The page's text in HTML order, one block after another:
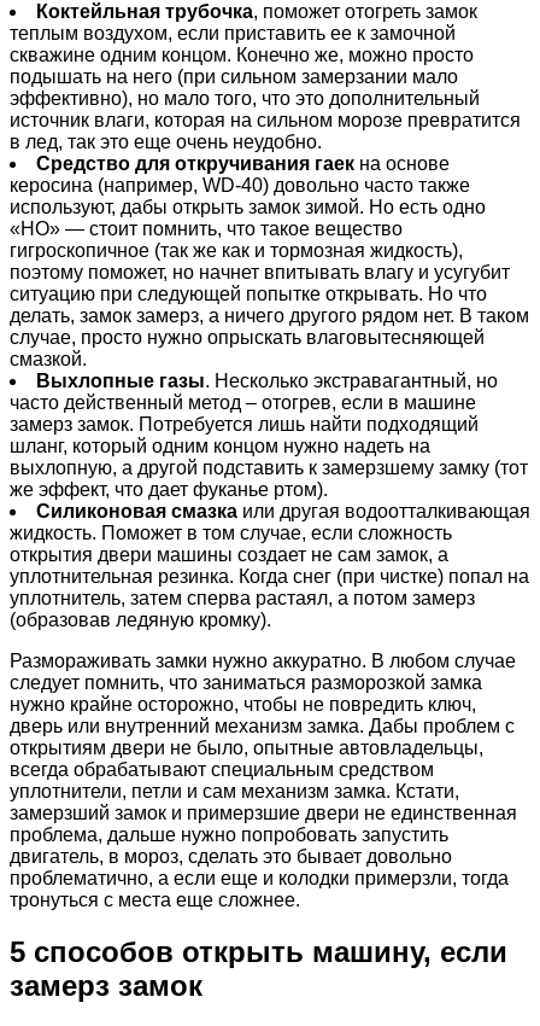
Коктейльная трубочка, поможет отогреть замок
теплым воздухом, если приставить ее к замочной
скважине одним концом. Конечно же, можно просто
подышать на него (при сильном замерзании мало
эффективно), но мало того, что это дополнительный
источник влаги, которая на сильном морозе превратится
в лед, так это еще очень неудобно.
Средство для откручивания гаек на основе
керосина (например, WD-40) довольно часто также
используют, дабы открыть замок зимой. Но есть одно
«НО» — стоит помнить, что такое вещество
гигроскопичное (так же как и тормозная жидкость),
поэтому поможет, но начнет впитывать влагу и усугубит
ситуацию при следующей попытке открывать. Но что
делать, замок замерз, а ничего другого рядом нет. В таком
случае, просто нужно опрыскать влаговытесняющей
смазкой.
Выхлопные газы. Несколько экстравагантный, но
часто действенный метод – отогрев, если в машине
замерз замок. Потребуется лишь найти подходящий
шланг, который одним концом нужно надеть на
выхлопную, а другой подставить к замерзшему замку (тот
же эффект, что дает фуканье ртом).
Силиконовая смазка или другая водоотталкивающая
жидкость. Поможет в том случае, если сложность
открытия двери машины создает не сам замок, а
уплотнительная резинка. Когда снег (при чистке) попал на
уплотнитель, затем сперва растаял, а потом замерз
(образовав ледяную кромку).
Размораживать замки нужно аккуратно. В любом случае
следует помнить, что заниматься разморозкой замка
нужно крайне осторожно, чтобы не повредить ключ,
дверь или внутренний механизм замка. Дабы проблем с
открытиям двери не было, опытные автовладельцы,
всегда обрабатывают специальным средством
уплотнители, петли и сам механизм замка. Кстати,
замерзший замок и примерзшие двери не единственная
проблема, дальше нужно попробовать запустить
двигатель, в мороз, сделать это бывает довольно
проблематично, а если еще и колодки примерзли, тогда
тронуться с места еще сложнее.
5 способов открыть машину, если
замерз замок